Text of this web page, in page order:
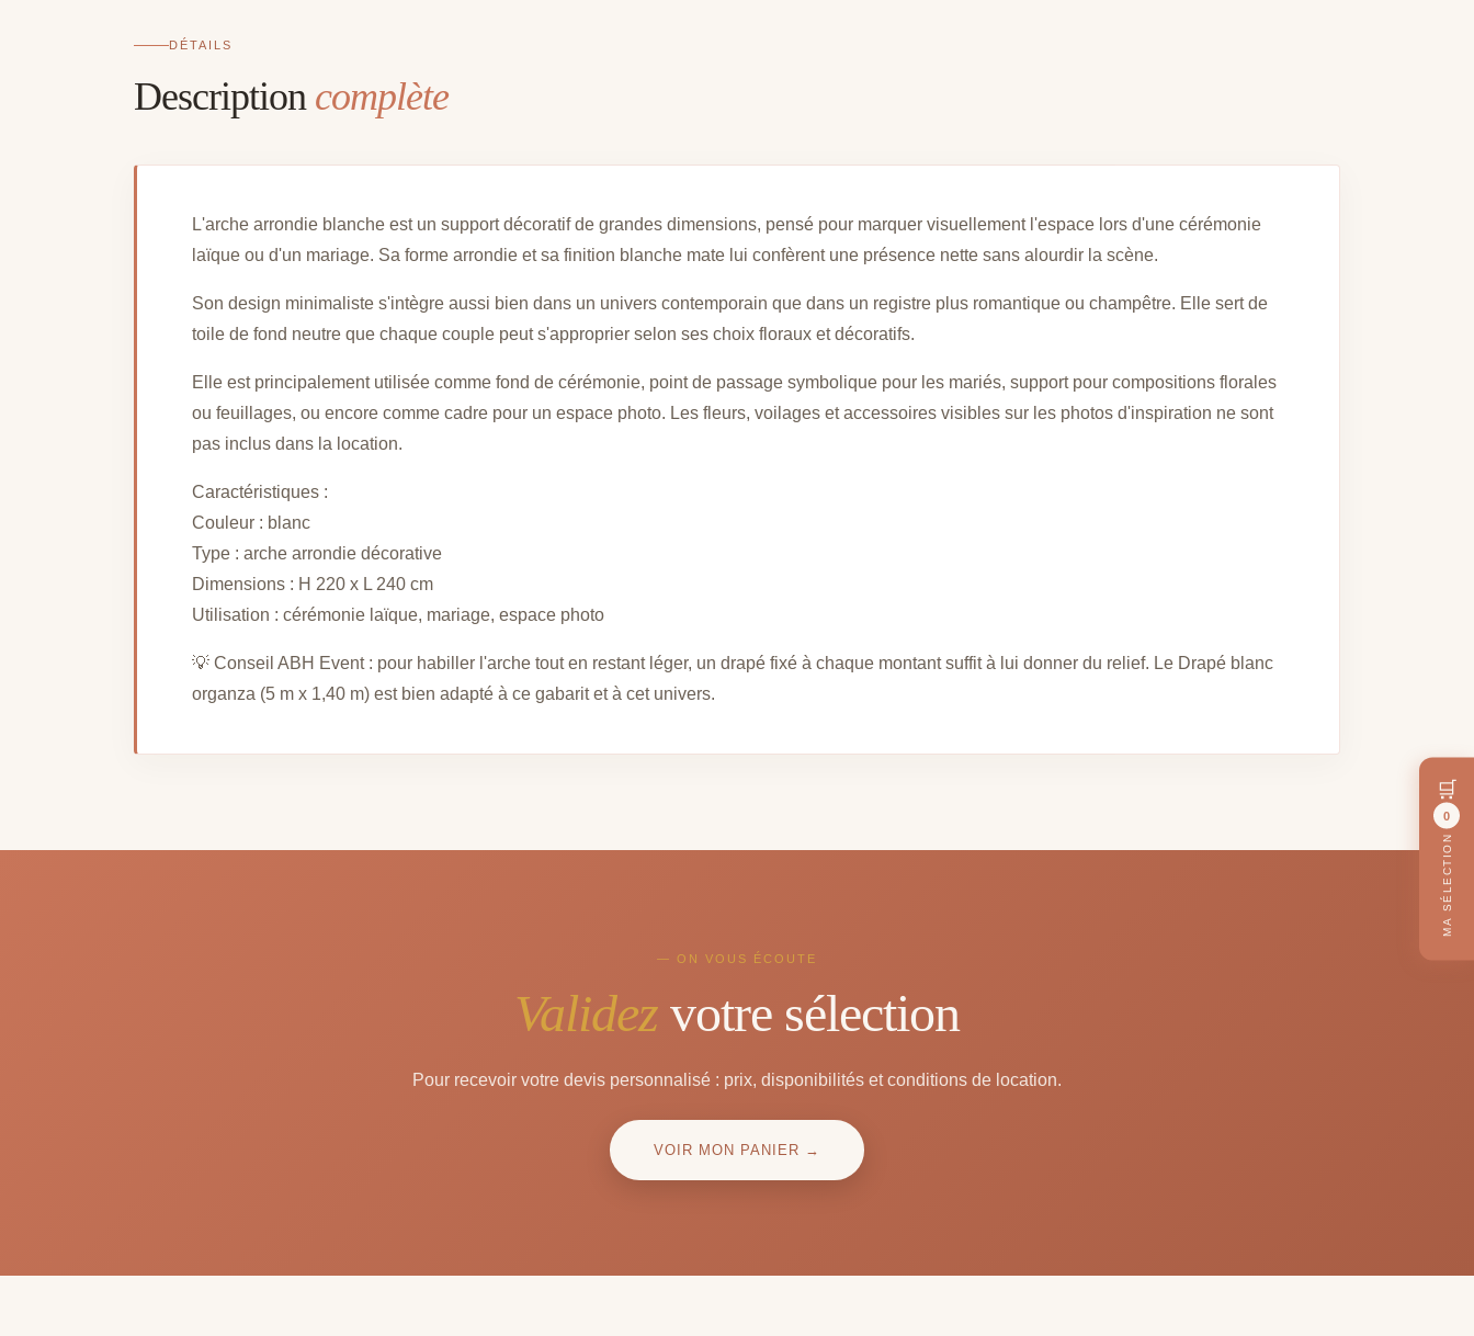
DÉTAILS
Description complète
L'arche arrondie blanche est un support décoratif de grandes dimensions, pensé pour marquer visuellement l'espace lors d'une cérémonie
laïque ou d'un mariage. Sa forme arrondie et sa finition blanche mate lui confèrent une présence nette sans alourdir la scène.
Son design minimaliste s'intègre aussi bien dans un univers contemporain que dans un registre plus romantique ou champêtre. Elle sert de
toile de fond neutre que chaque couple peut s'approprier selon ses choix floraux et décoratifs.
Elle est principalement utilisée comme fond de cérémonie, point de passage symbolique pour les mariés, support pour compositions florales
ou feuillages, ou encore comme cadre pour un espace photo. Les fleurs, voilages et accessoires visibles sur les photos d'inspiration ne sont
pas inclus dans la location.
Caractéristiques :
Couleur : blanc
Type : arche arrondie décorative
Dimensions : H 220 x L 240 cm
Utilisation : cérémonie laïque, mariage, espace photo
💡 Conseil ABH Event : pour habiller l'arche tout en restant léger, un drapé fixé à chaque montant suffit à lui donner du relief. Le Drapé blanc
organza (5 m x 1,40 m) est bien adapté à ce gabarit et à cet univers.
— ON VOUS ÉCOUTE
Validez votre sélection
Pour recevoir votre devis personnalisé : prix, disponibilités et conditions de location.
VOIR MON PANIER →
🛒
0
MA SÉLECTION